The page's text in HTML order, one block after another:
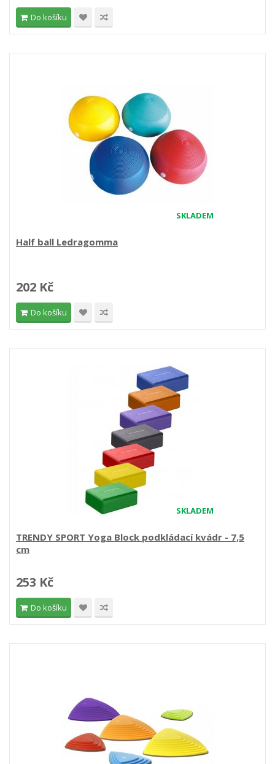
Do košíku
SKLADEM
Half ball Ledragomma
202 Kč
Do košíku
SKLADEM
TRENDY SPORT Yoga Block podkládací kvádr - 7,5
cm
253 Kč
Do košíku